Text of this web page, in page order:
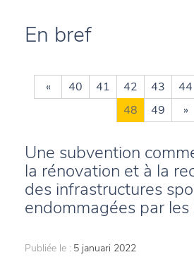
En bref
« 40 41 42 43 44
48
49 »
Une subvention
la rénovation et à la
des infrastructures
endommagées par
Publiée le : 5 januari 2022